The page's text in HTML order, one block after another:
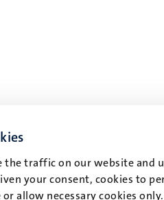
the traffic on our website and
your consent, cookies to
allow necessary cookies